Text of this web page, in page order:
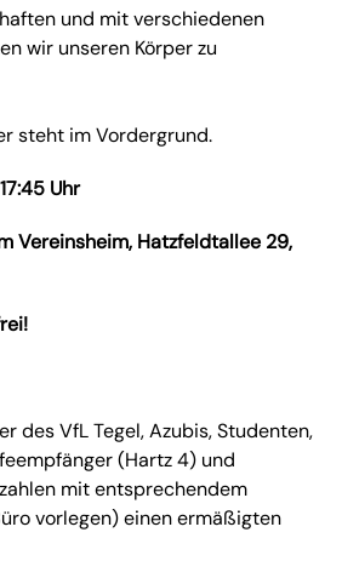
und mit verschiedenen
wir unseren Körper zu
steht im Vordergrund.
Uhr
Vereinsheim, Hatzfeldtallee 29,
des VfL Tegel, Azubis, Studenten,
(Hartz 4) und
mit entsprechendem
vorlegen) einen ermäßigten